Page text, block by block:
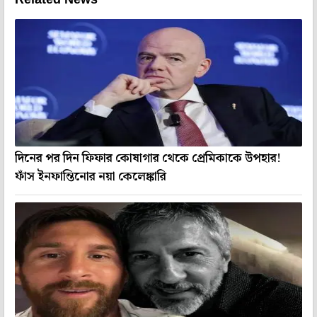
দিনের পর দিন ফিফার কোষাগার থেকে প্রেমিকাকে উপহার!
ফাঁস ইনফান্তিনোর নয়া কেলেঙ্কারি